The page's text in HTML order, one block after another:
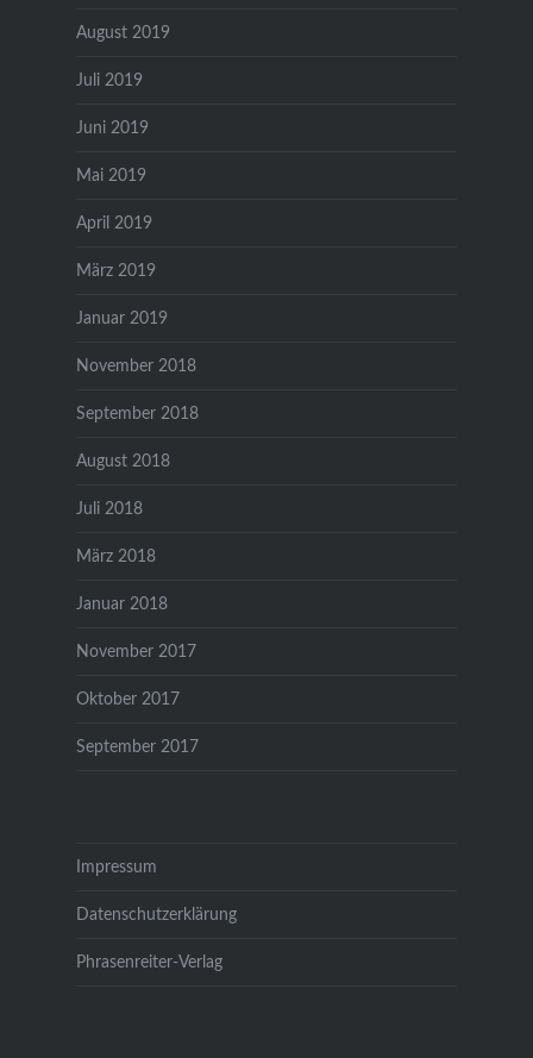
August 2019
Juli 2019
Juni 2019
Mai 2019
April 2019
März 2019
Januar 2019
November 2018
September 2018
August 2018
Juli 2018
März 2018
Januar 2018
November 2017
Oktober 2017
September 2017
Impressum
Datenschutzerklärung
Phrasenreiter-Verlag